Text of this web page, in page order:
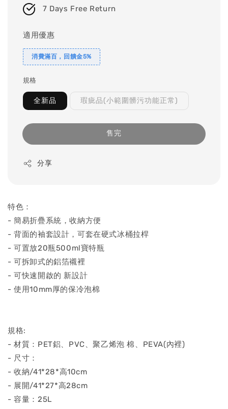
7 Days Free Return
適用優惠
消費滿百，回饋金5%
規格
全新品 瑕疵品(小範圍髒污功能正常)
售完
分享
特色：
- 簡易折疊系統，收納方便
- 背面的袖套設計，可套在硬式冰桶拉桿
- 可置放20瓶500ml寶特瓶
- 可拆卸式的鋁箔襯裡
- 可快速開啟的 新設計
- 使用10mm厚的保冷泡棉
規格:
- 材質：PET鋁、PVC、聚乙烯泡 棉、PEVA(內裡)
- 尺寸：
- 收納/41*28*高10cm
- 展開/41*27*高28cm
- 容量：25L